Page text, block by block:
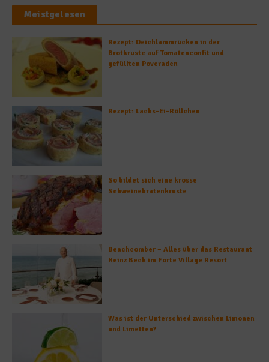
Meistgelesen
Rezept: Deichlammrücken in der
Brotkruste auf Tomatenconfit und
gefüllten Poveraden
Rezept: Lachs-Ei-Röllchen
So bildet sich eine krosse
Schweinebratenkruste
Beachcomber – Alles über das Restaurant
Heinz Beck im Forte Village Resort
Was ist der Unterschied zwischen Limonen
und Limetten?